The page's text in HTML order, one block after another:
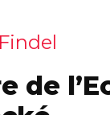
de